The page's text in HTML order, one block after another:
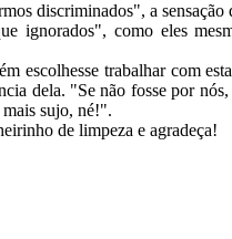
discriminados", a sensação
ignorados", como eles
escolhesse trabalhar com
dela. "Se não fosse por
sujo, né!".
de limpeza e agradeça!